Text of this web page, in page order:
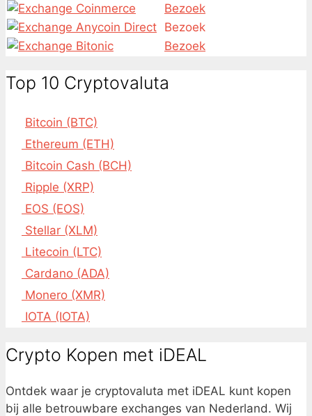
Bezoek
Bezoek
Bezoek
Top 10 Cryptovaluta
Bitcoin (BTC)
Ethereum (ETH)
Bitcoin Cash (BCH)
Ripple (XRP)
EOS (EOS)
Stellar (XLM)
Litecoin (LTC)
Cardano (ADA)
Monero (XMR)
IOTA (IOTA)
Crypto Kopen met iDEAL
Ontdek waar je cryptovaluta met iDEAL kunt kopen
bij alle betrouwbare exchanges van Nederland. Wij